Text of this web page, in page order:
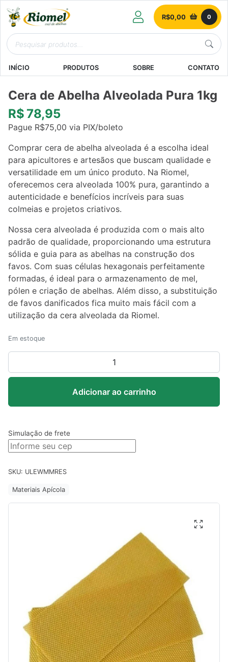
R$0,00 0
INÍCIO PRODUTOS SOBRE CONTATO
Cera de Abelha Alveolada Pura 1kg
R$ 78,95
Pague R$75,00 via PIX/boleto
Comprar cera de abelha alveolada é a escolha ideal
para apicultores e artesãos que buscam qualidade e
versatilidade em um único produto. Na Riomel,
oferecemos cera alveolada 100% pura, garantindo a
autenticidade e benefícios incríveis para suas
colmeias e projetos criativos.
Nossa cera alveolada é produzida com o mais alto
padrão de qualidade, proporcionando uma estrutura
sólida e guia para as abelhas na construção dos
favos. Com suas células hexagonais perfeitamente
formadas, é ideal para o armazenamento de mel,
pólen e criação de abelhas. Além disso, a substituição
de favos danificados fica muito mais fácil com a
utilização da cera alveolada da Riomel.
Em estoque
de
Abelha
Pura
quantidade
Adicionar ao carrinho
Simulação de frete
SKU: ULEWMMRES
Materiais Apícola